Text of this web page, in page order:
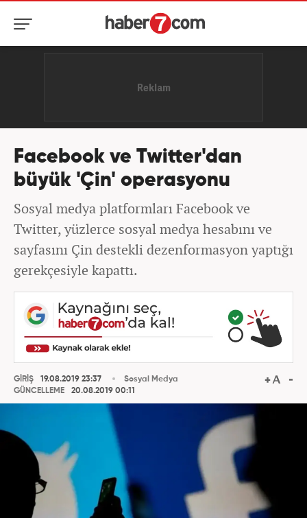
Facebook ve Twitter'dan
büyük 'Çin' operasyonu
Sosyal medya platformları Facebook ve
Twitter, yüzlerce sosyal medya hesabını ve
sayfasını Çin destekli dezenformasyon yaptığı
gerekçesiyle kapattı.
GİRİŞ
19.08.2019 23:37
GÜNCELLEME
20.08.2019 00:11
Sosyal Medya